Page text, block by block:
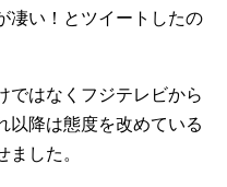
凄い！とツイートしたの
ではなくフジテレビから
以降は態度を改めている
した。